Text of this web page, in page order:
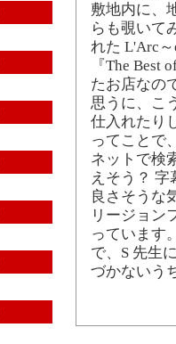
敷地内に、
らも覗いて
れた L'Arc
『The Best
たお店なの
思うに、こ
仕入れたり
ってことで
ネットで検
えそう？
良さそうな
リージョン
っています
で、S 先生
づかないう